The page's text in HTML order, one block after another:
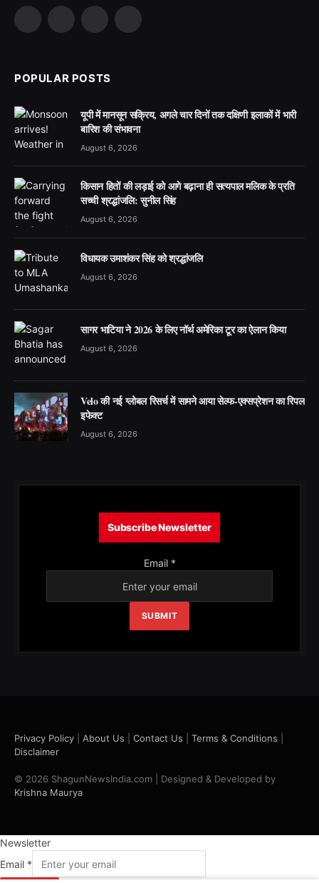
Facebook LinkedIn WhatsApp
POPULAR POSTS
यूपी में मानसून सक्रिय, अगले चार दिनों तक दक्षिणी इलाकों में भारी
बारिश की संभावना
August 6, 2026
किसान हितों की लड़ाई को आगे बढ़ाना ही सत्यपाल मलिक के प्रति
सच्ची श्रद्धांजलि: सुनील सिंह
August 6, 2026
विधायक उमाशंकर सिंह को श्रद्धांजलि
August 6, 2026
सागर भाटिया ने 2026 के लिए नॉर्थ अमेरिका टूर का ऐलान किया
August 6, 2026
Velo की नई ग्लोबल रिसर्च में सामने आया सेल्फ-एक्सप्रेशन का रिपल
इफेक्ट
August 6, 2026
Subscribe Newsletter
Email *
SUBMIT
Privacy Policy About Us Contact Us Terms & Conditions
Disclaimer
© 2026 ShagunNewsIndia.com | Designed & Developed by
Krishna Maurya
Newsletter
Email *